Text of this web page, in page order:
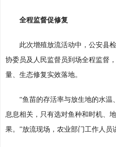
全程监督促修复
此次增殖放流活动中，公安县
协委员及人民监督员到场全程监督
量、生态修复实效落地。
“鱼苗的存活率与放生地的水
息息相关，只有选对鱼种和时机、
果。”放流现场，农业部门工作人员